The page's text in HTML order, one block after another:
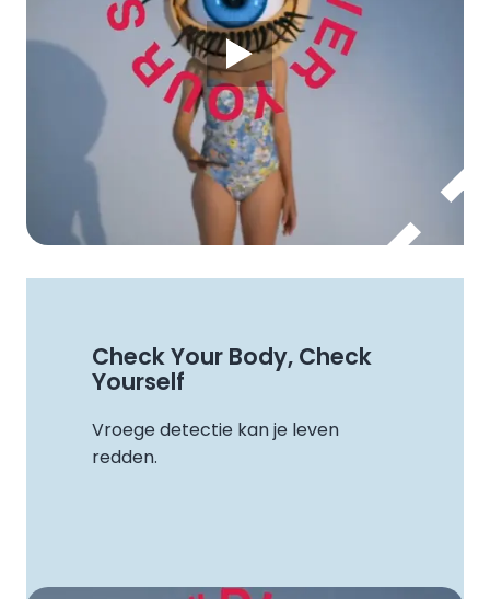
Check Your Body, Check
Yourself
Vroege detectie kan je leven
redden.